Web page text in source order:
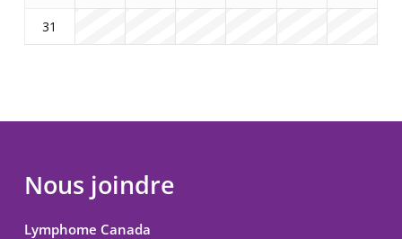
31
Nous joindre
Lymphome Canada